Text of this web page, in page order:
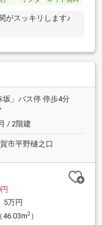
がスッキリします♪
坂」バス停 停歩4分
/ 2階建
市平野樋之口
5万円
46.03m2）